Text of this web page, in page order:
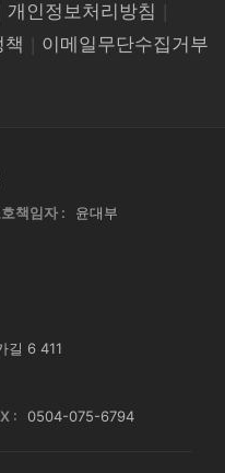
개인정보처리방침
책 이메일무단수집거부
책임자 :
윤대부
길 6 411
: 0504-075-6794